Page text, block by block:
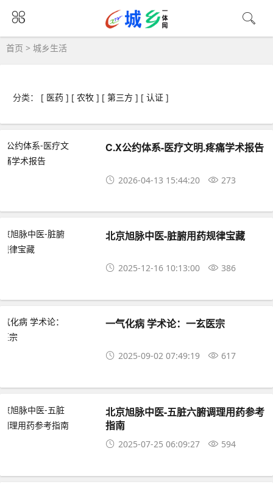
首页 > 城乡生活
分类： [ 医药 ] [ 农牧 ] [ 第三方 ] [ 认证 ]
​​​​​​​C.X公约体系-医疗文明.疼痛学术报告
2026-04-13 15:44:20 273
北京旭脉中医-脏腑用药规律宝藏
2025-12-16 10:13:00 386
一气化病 学术论：一玄医宗
2025-09-02 07:49:19 617
北京旭脉中医-五脏六腑调理用药参考
指南
2025-07-25 06:09:27 594